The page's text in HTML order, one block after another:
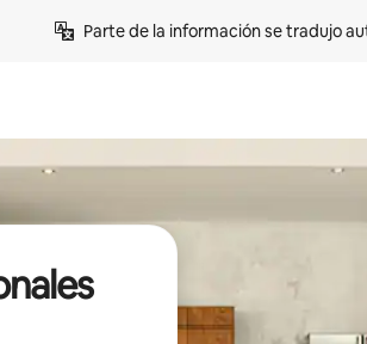
Parte de la información se tradujo